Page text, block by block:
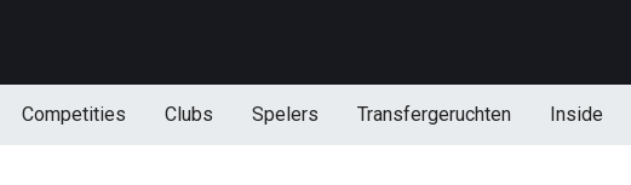
Competities Clubs Spelers Transfergeruchten Inside